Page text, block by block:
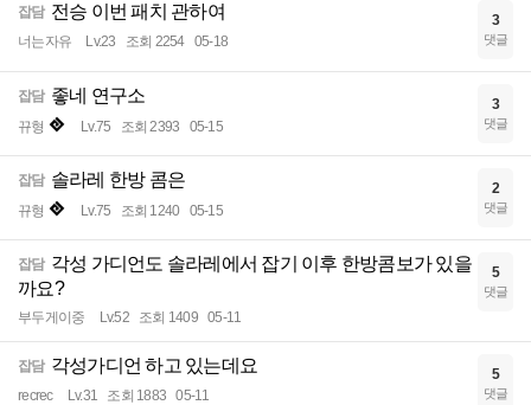
잡담 전승 이번 패치 관하여
너는자유 Lv.23 조회 2254 05-18
3
댓글
잡담 좋네 연구소
뀨형 Lv.75 조회 2393 05-15
3
댓글
잡담 솔라레 한방 콤은
뀨형 Lv.75 조회 1240 05-15
2
댓글
잡담 각성 가디언도 솔라레에서 잡기 이후 한방콤보가 있을
까요?
부두게이중 Lv.52 조회 1409 05-11
5
댓글
잡담 각성가디언 하고 있는데요
recrec Lv.31 조회 1883 05-11
5
댓글